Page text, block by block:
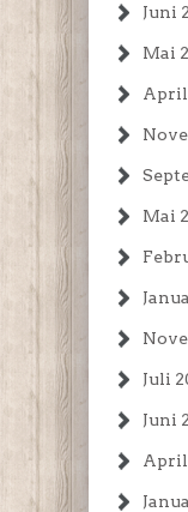
Juni
Mai
April
Mai
Juli
Juni
April